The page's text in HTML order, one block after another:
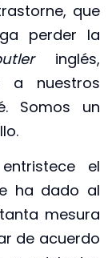
que
perder la
inglés,
a nuestros
Somos un
el
ha dado al
mesura
de acuerdo